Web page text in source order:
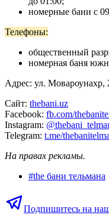
номерные бани с
Телефоны:
общественный
номерная баня
Адрес: ул. Мовароунахр,
Сайт: thebani.uz
Facebook: fb.com/
Instagram:
Telegram: t.me/
На правах рекламы.
#the бани тельмана
Подпишитесь на